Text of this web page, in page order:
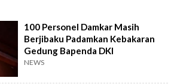
100 Personel Damkar Masih
Berjibaku Padamkan Kebakaran
Gedung Bapenda DKI
NEWS